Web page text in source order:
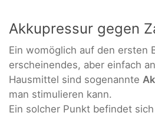
Akkupressur gegen
Ein womöglich auf den ersten
erscheinendes, aber einfach
Hausmittel sind sogenannte
man stimulieren kann.
Ein solcher Punkt befindet